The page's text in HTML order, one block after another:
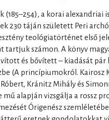
(185–254), a korai alexandriai
230 táján született Peri
teológiatörténet első
tartjuk számon. A könyv
és bővített – kiadását
(A princípiumokról. Kairosz
Róbert, Kránitz Mihály és
mű alapján vizsgálja a rossz
Órigenész